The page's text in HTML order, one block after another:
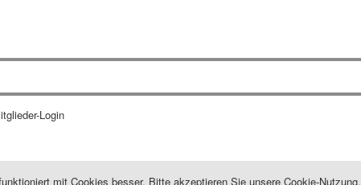
Login
mit Cookies besser. Bitte akzeptieren Sie unsere Cookie-Nutzung.